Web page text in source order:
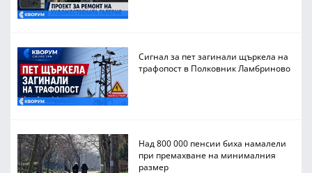
Сигнал за пет загинали щъркела на
трафопост в Полковник Ламбриново
Над 800 000 пенсии биха намалели
при премахване на минималния
размер